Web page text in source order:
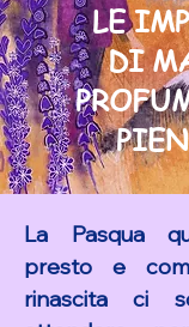
LE
DI
La Pasqua
presto e
rinascita ci